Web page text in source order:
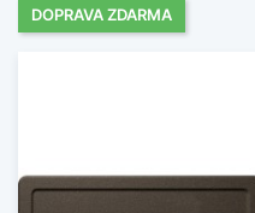
DOPRAVA ZDARMA